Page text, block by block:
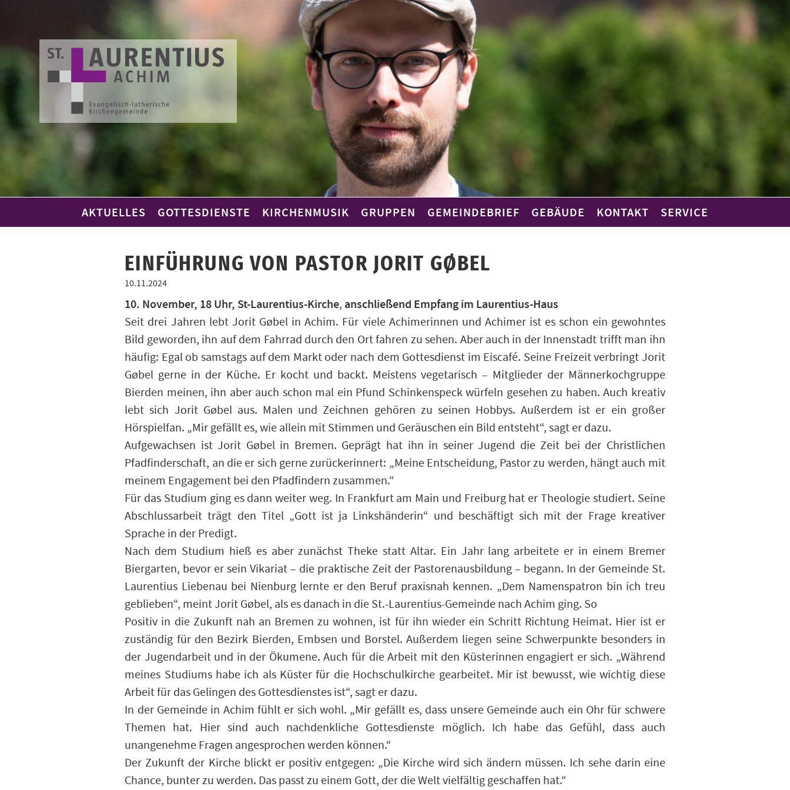
AKTUELLES GOTTESDIENSTE KIRCHENMUSIK GRUPPEN GEMEINDEBRIEF GEBÄUDE KONTAKT SERVICE
EINFÜHRUNG VON PASTOR JORIT GØBEL
10.11.2024
10. November, 18 Uhr, St-Laurentius-Kirche, anschließend Empfang im Laurentius-Haus
Seit drei Jahren lebt Jorit Gøbel in Achim. Für viele Achimerinnen und Achimer ist es schon ein gewohntes
Bild geworden, ihn auf dem Fahrrad durch den Ort fahren zu sehen. Aber auch in der Innenstadt trifft man ihn
häufig: Egal ob samstags auf dem Markt oder nach dem Gottesdienst im Eiscafé. Seine Freizeit verbringt Jorit
Gøbel gerne in der Küche. Er kocht und backt. Meistens vegetarisch – Mitglieder der Männerkochgruppe
Bierden meinen, ihn aber auch schon mal ein Pfund Schinkenspeck würfeln gesehen zu haben. Auch kreativ
lebt sich Jorit Gøbel aus. Malen und Zeichnen gehören zu seinen Hobbys. Außerdem ist er ein großer
Hörspielfan. „Mir gefällt es, wie allein mit Stimmen und Geräuschen ein Bild entsteht“, sagt er dazu.
Aufgewachsen ist Jorit Gøbel in Bremen. Geprägt hat ihn in seiner Jugend die Zeit bei der Christlichen
Pfadfinderschaft, an die er sich gerne zurückerinnert: „Meine Entscheidung, Pastor zu werden, hängt auch mit
meinem Engagement bei den Pfadfindern zusammen.“
Für das Studium ging es dann weiter weg. In Frankfurt am Main und Freiburg hat er Theologie studiert. Seine
Abschlussarbeit trägt den Titel „Gott ist ja Linkshänderin“ und beschäftigt sich mit der Frage kreativer
Sprache in der Predigt.
Nach dem Studium hieß es aber zunächst Theke statt Altar. Ein Jahr lang arbeitete er in einem Bremer
Biergarten, bevor er sein Vikariat – die praktische Zeit der Pastorenausbildung – begann. In der Gemeinde St.
Laurentius Liebenau bei Nienburg lernte er den Beruf praxisnah kennen. „Dem Namenspatron bin ich treu
geblieben“, meint Jorit Gøbel, als es danach in die St.-Laurentius-Gemeinde nach Achim ging. So
Positiv in die Zukunft nah an Bremen zu wohnen, ist für ihn wieder ein Schritt Richtung Heimat. Hier ist er
zuständig für den Bezirk Bierden, Embsen und Borstel. Außerdem liegen seine Schwerpunkte besonders in
der Jugendarbeit und in der Ökumene. Auch für die Arbeit mit den Küsterinnen engagiert er sich. „Während
meines Studiums habe ich als Küster für die Hochschulkirche gearbeitet. Mir ist bewusst, wie wichtig diese
Arbeit für das Gelingen des Gottesdienstes ist“, sagt er dazu.
In der Gemeinde in Achim fühlt er sich wohl. „Mir gefällt es, dass unsere Gemeinde auch ein Ohr für schwere
Themen hat. Hier sind auch nachdenkliche Gottesdienste möglich. Ich habe das Gefühl, dass auch
unangenehme Fragen angesprochen werden können.“
Der Zukunft der Kirche blickt er positiv entgegen: „Die Kirche wird sich ändern müssen. Ich sehe darin eine
Chance, bunter zu werden. Das passt zu einem Gott, der die Welt vielfältig geschaffen hat.“